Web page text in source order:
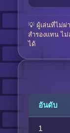
💡 ผู้เล่นที่ไม่ผ่
สำรองแทน ไม่
ได้
อันดับ
1